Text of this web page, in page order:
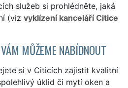
služeb si prohlédněte, jaká
(viz vyklízení kanceláří Citice
MŮŽEME NABÍDNOUT
si v Citicích zajistit kvalitní
úklid či mytí oken a